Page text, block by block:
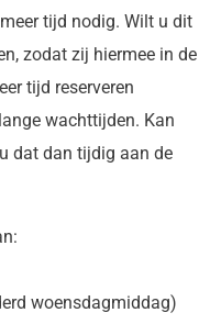
tijd nodig. Wilt u dit
zodat zij hiermee in de
tijd reserveren
wachttijden. Kan
dat dan tijdig aan de
woensdagmiddag)